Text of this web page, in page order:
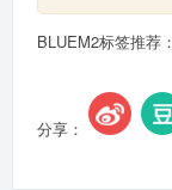
BLUEM2标签推荐：
分享：